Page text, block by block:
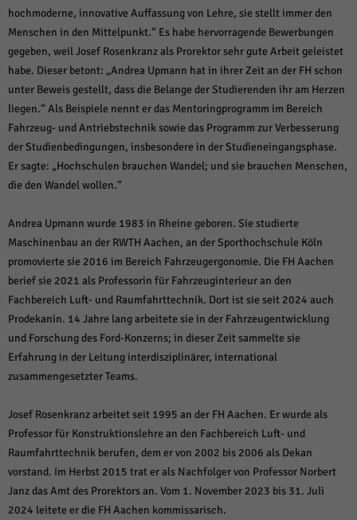
hochmoderne, innovative Auffassung von Lehre, sie stellt immer den
Menschen in den Mittelpunkt.“ Es habe hervorragende Bewerbungen
gegeben, weil Josef Rosenkranz als Prorektor sehr gute Arbeit geleistet
habe. Dieser betont: „Andrea Upmann hat in ihrer Zeit an der FH schon
unter Beweis gestellt, dass die Belange der Studierenden ihr am Herzen
liegen.“ Als Beispiele nennt er das Mentoringprogramm im Bereich
Fahrzeug- und Antriebstechnik sowie das Programm zur Verbesserung
der Studienbedingungen, insbesondere in der Studieneingangsphase.
Er sagte: „Hochschulen brauchen Wandel; und sie brauchen Menschen,
die den Wandel wollen.“
Andrea Upmann wurde 1983 in Rheine geboren. Sie studierte
Maschinenbau an der RWTH Aachen, an der Sporthochschule Köln
promovierte sie 2016 im Bereich Fahrzeugergonomie. Die FH Aachen
berief sie 2021 als Professorin für Fahrzeuginterieur an den
Fachbereich Luft- und Raumfahrttechnik. Dort ist sie seit 2024 auch
Prodekanin. 14 Jahre lang arbeitete sie in der Fahrzeugentwicklung
und Forschung des Ford-Konzerns; in dieser Zeit sammelte sie
Erfahrung in der Leitung interdisziplinärer, international
zusammengesetzter Teams.
Josef Rosenkranz arbeitet seit 1995 an der FH Aachen. Er wurde als
Professor für Konstruktionslehre an den Fachbereich Luft- und
Raumfahrttechnik berufen, dem er von 2002 bis 2006 als Dekan
vorstand. Im Herbst 2015 trat er als Nachfolger von Professor Norbert
Janz das Amt des Prorektors an. Vom 1. November 2023 bis 31. Juli
2024 leitete er die FH Aachen kommissarisch.
Cookie-Informationen anzeigen
powered by Borlabs Cookie Datenschutzerklärung Impressum